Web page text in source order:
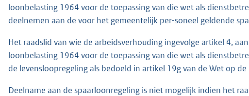
loonbelasting 1964 voor de toepassing van die wet als
deelnemen aan de voor het gemeentelijk per-soneel geldende
Het raadslid van wie de arbeidsverhouding ingevolge artikel 4,
loonbelasting 1964 voor de toepassing van die wet als
de levensloopregeling als bedoeld in artikel 19g van de Wet op
Deelname aan de spaarloonregeling is niet mogelijk indien het